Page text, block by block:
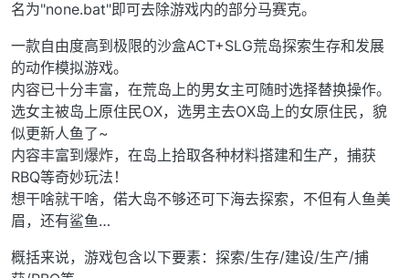
名为"none.bat"即可去除游戏内的部分马赛克。
一款自由度高到极限的沙盒ACT+SLG荒岛探索生存和发展
的动作模拟游戏。
内容已十分丰富，在荒岛上的男女主可随时选择替换操作。
选女主被岛上原住民OX，选男主去OX岛上的女原住民，貌
似更新人鱼了~
内容丰富到爆炸，在岛上拾取各种材料搭建和生产，捕获
RBQ等奇妙玩法！
想干啥就干啥，偌大岛不够还可下海去探索，不但有人鱼美
眉，还有鲨鱼…
概括来说，游戏包含以下要素：探索/生存/建设/生产/捕